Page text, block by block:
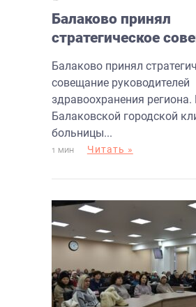
Балаково принял
стратегическое
здравоохранения
Балаково принял
совещание руководителей
здравоохранения региона.
Балаковской городской
больницы...
1 МИН Читать »